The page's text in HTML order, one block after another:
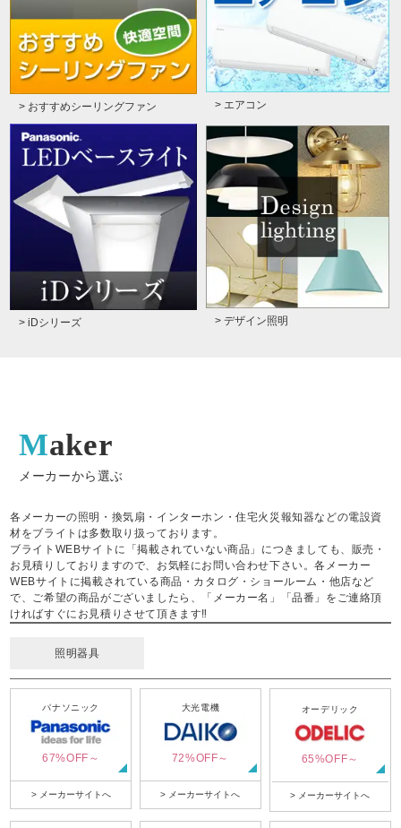
> おすすめシーリングファン > エアコン
> iDシリーズ > デザイン照明
Maker
メーカーから選ぶ
各メーカーの照明・換気扇・インターホン・住宅火災報知器などの電設資
材をブライトは多数取り扱っております。
ブライトWEBサイトに「掲載されていない商品」につきましても、販売・
お見積りしておりますので、お気軽にお問い合わせ下さい。各メーカー
WEBサイトに掲載されている商品・カタログ・ショールーム・他店など
で、ご希望の商品がございましたら、「メーカー名」「品番」をご連絡頂
ければすぐにお見積りさせて頂きます‼
照明器具
パナソニック
67%OFF～
> メーカーサイトへ
大光電機
72%OFF～
> メーカーサイトへ
オーデリック
65%OFF～
> メーカーサイトへ